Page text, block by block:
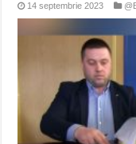
14 septembrie 2023